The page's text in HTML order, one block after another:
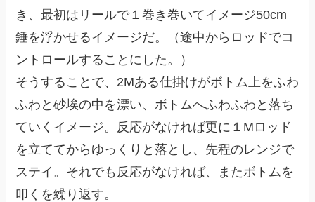
き、最初はリールで１巻き巻いてイメージ50cm
錘を浮かせるイメージだ。（途中からロッドでコ
ントロールすることにした。）
そうすることで、2Mある仕掛けがボトム上をふわ
ふわと砂埃の中を漂い、ボトムへふわふわと落ち
ていくイメージ。反応がなければ更に１Mロッド
を立ててからゆっくりと落とし、先程のレンジで
ステイ。それでも反応がなければ、またボトムを
叩くを繰り返す。